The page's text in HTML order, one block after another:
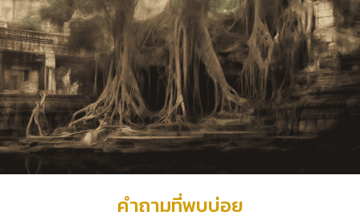
คำถามที่พบบ่อย